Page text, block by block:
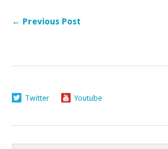
← Previous Post
Twitter Youtube